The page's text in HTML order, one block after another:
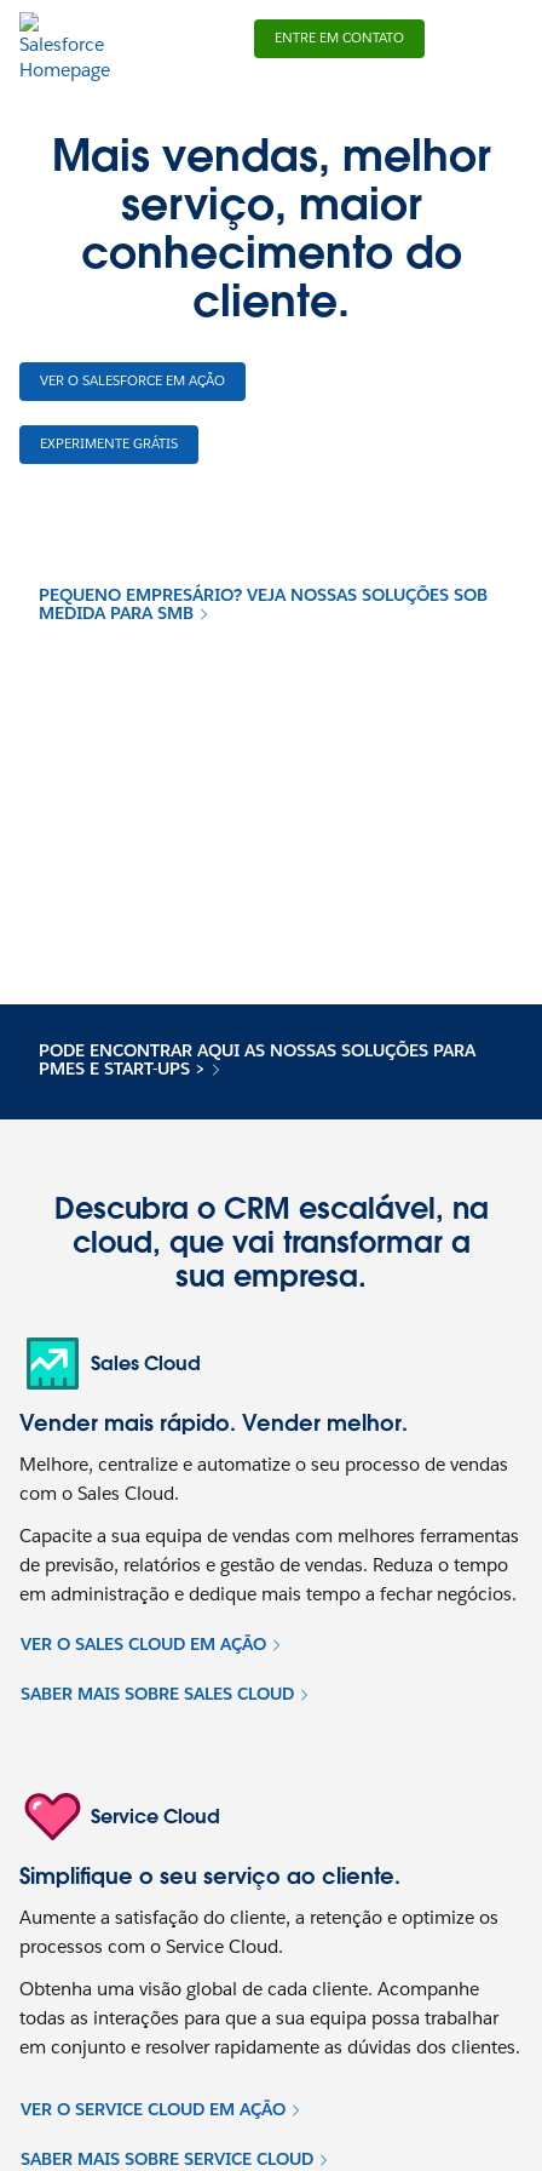
ENTRE EM CONTATO
Mais vendas, melhor
serviço, maior
conhecimento do
cliente.
VER O SALESFORCE EM AÇÃO
EXPERIMENTE GRÁTIS
PEQUENO EMPRESÁRIO? VEJA NOSSAS SOLUÇÕES SOB
MEDIDA PARA SMB
PODE ENCONTRAR AQUI AS NOSSAS SOLUÇÕES PARA
PMES E START-UPS >
Descubra o CRM escalável, na
cloud, que vai transformar a
sua empresa.
Sales Cloud
Vender mais rápido. Vender melhor.
Melhore, centralize e automatize o seu processo de vendas
com o Sales Cloud.
Capacite a sua equipa de vendas com melhores ferramentas
de previsão, relatórios e gestão de vendas. Reduza o tempo
em administração e dedique mais tempo a fechar negócios.
VER O SALES CLOUD EM AÇÃO
SABER MAIS SOBRE SALES CLOUD
Service Cloud
Simplifique o seu serviço ao cliente.
Aumente a satisfação do cliente, a retenção e optimize os
processos com o Service Cloud.
Obtenha uma visão global de cada cliente. Acompanhe
todas as interações para que a sua equipa possa trabalhar
em conjunto e resolver rapidamente as dúvidas dos clientes.
VER O SERVICE CLOUD EM AÇÃO
SABER MAIS SOBRE SERVICE CLOUD